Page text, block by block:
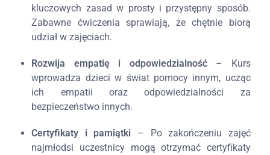
kluczowych zasad w prosty i przystępny sposób.
Zabawne ćwiczenia sprawiają, że chętnie biorą
udział w zajęciach.
Rozwija empatię i odpowiedzialność– Kurs
wprowadza dzieci w świat pomocy innym, ucząc
ich empatii oraz odpowiedzialności za
bezpieczeństwo innych.
Certyfikaty i pamiątki – Po zakończeniu zajęć
najmłodsi uczestnicy mogą otrzymać certyfikaty